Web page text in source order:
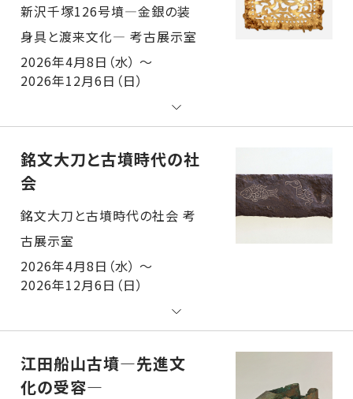
新沢千塚126号墳―金銀の装身具と渡来文化― 考古展示室
2026年4月8日（水） ～
2026年12月6日（日）
銘文大刀と古墳時代の社
会
銘文大刀と古墳時代の社会 考古展示室
2026年4月8日（水） ～
2026年12月6日（日）
江田船山古墳―先進文
化の受容―